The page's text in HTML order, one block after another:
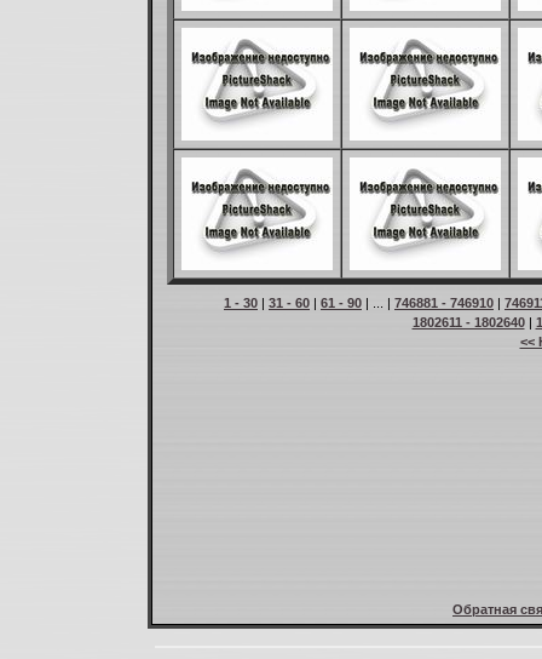
1 - 30 | 31 - 60 | 61 - 90 | ... | 746881 - 746910 |
1802611 - 1802640|
<<
Обратная